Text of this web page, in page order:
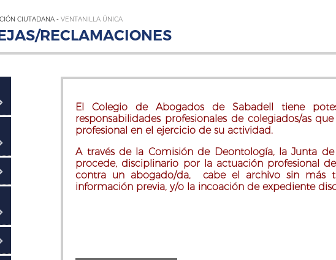
CIUTADANA - VENTANILLA ÚNICA
RECLAMACIONES
El Colegio de Abogados de Sabadell tiene
responsabilidades profesionales de colegiados/as
profesional en el ejercicio de su actividad.
A través de la Comisión de Deontología, la Junta
procede, disciplinario por la actuación profesional
contra un abogado/da, cabe el archivo sin más
información previa, y/o la incoación de expediente